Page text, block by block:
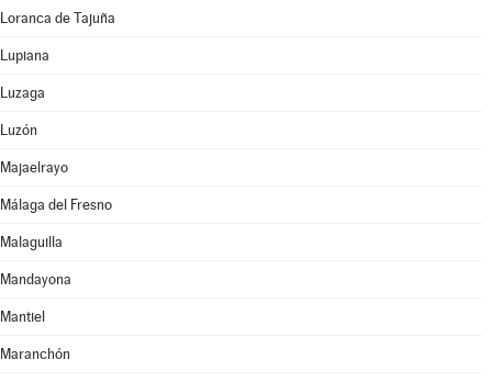
Loranca de Tajuña
Lupiana
Luzaga
Luzón
Majaelrayo
Málaga del Fresno
Malaguilla
Mandayona
Mantiel
Maranchón